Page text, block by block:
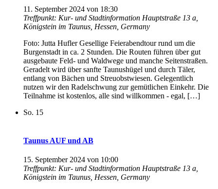
11. September 2024 von 18:30
Treffpunkt: Kur- und Stadtinformation Hauptstraße 13 a,
Königstein im Taunus, Hessen, Germany
Foto: Jutta Hufler Gesellige Feierabendtour rund um die
Burgenstadt in ca. 2 Stunden. Die Routen führen über gut
ausgebaute Feld- und Waldwege und manche Seitenstraßen.
Geradelt wird über sanfte Taunushügel und durch Täler,
entlang von Bächen und Streuobstwiesen. Gelegentlich
nutzen wir den Radelschwung zur gemütlichen Einkehr. Die
Teilnahme ist kostenlos, alle sind willkommen - egal, […]
So. 15
Taunus AUF und AB
15. September 2024 von 10:00
Treffpunkt: Kur- und Stadtinformation Hauptstraße 13 a,
Königstein im Taunus, Hessen, Germany